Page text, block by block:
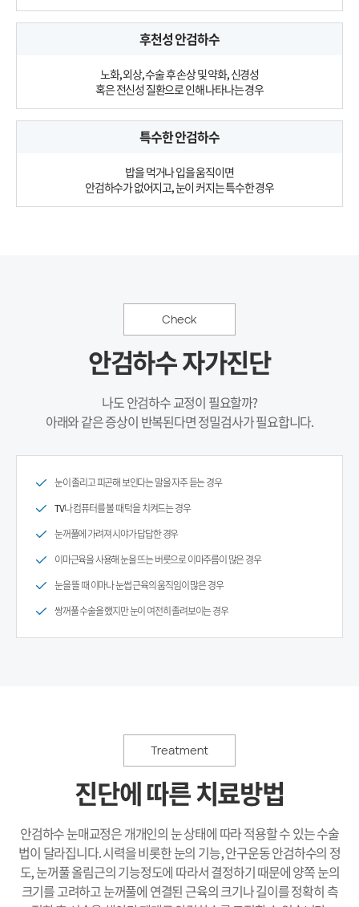
후천성 안검하수
노화, 외상, 수술 후 손상 및 약화, 신경성
혹은 전신성 질환으로 인해 나타나는 경우
특수한 안검하수
밥을 먹거나 입을 움직이면
안검하수가 없어지고, 눈이 커지는 특수한 경우
Check
안검하수 자가진단
나도 안검하수 교정이 필요할까?
아래와 같은 증상이 반복된다면 정밀검사가 필요합니다.
눈이 졸리고 피곤해 보인다는 말을 자주 듣는 경우
TV나 컴퓨터를 볼 때 턱을 치켜드는 경우
눈꺼풀에 가려져 시야가 답답한 경우
이마근육을 사용해 눈을 뜨는 버릇으로 이마주름이 많은 경우
눈을 뜰 때 이마나 눈썹 근육의 움직임이 많은 경우
쌍꺼풀 수술을 했지만 눈이 여전히 졸려보이는 경우
Treatment
진단에 따른 치료방법
안검하수 눈매교정은 개개인의 눈 상태에 따라 적용할 수 있는 수술
법이 달라집니다. 시력을 비롯한 눈의 기능, 안구운동 안검하수의 정
도, 눈꺼풀 올림근의 기능정도에 따라서 결정하기 때문에 양쪽 눈의
크기를 고려하고 눈꺼풀에 연결된 근육의 크기나 길이를 정확히 측